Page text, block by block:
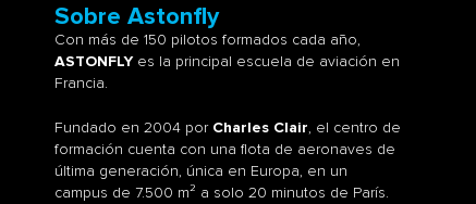
Sobre Astonfly
Con más de 150 pilotos formados cada año,
ASTONFLYes la principal escuela de aviación en
Francia.
Fundado en 2004 por Charles Clair, el centro de
formación cuenta con una flota de aeronaves de
última generación, única en Europa, en un
campus de 7.500 m² a solo 20 minutos de París.